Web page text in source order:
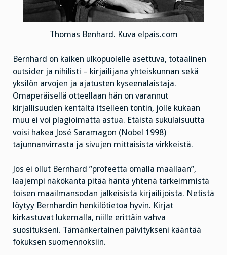
Thomas Benhard. Kuva elpais.com
Bernhard on kaiken ulkopuolelle asettuva, totaalinen
outsider ja nihilisti – kirjailijana yhteiskunnan sekä
yksilön arvojen ja ajatusten kyseenalaistaja.
Omaperäisellä otteellaan hän on varannut
kirjallisuuden kentältä itselleen tontin, jolle kukaan
muu ei voi plagioimatta astua. Etäistä sukulaisuutta
voisi hakea José Saramagon (Nobel 1998)
tajunnanvirrasta ja sivujen mittaisista virkkeistä.
Jos ei ollut Bernhard ”profeetta omalla maallaan”,
laajempi näkökanta pitää häntä yhtenä tärkeimmistä
toisen maailmansodan jälkeisistä kirjailijoista. Netistä
löytyy Bernhardin henkilötietoa hyvin. Kirjat
kirkastuvat lukemalla, niille erittäin vahva
suositukseni. Tämänkertainen päivitykseni kääntää
fokuksen suomennoksiin.